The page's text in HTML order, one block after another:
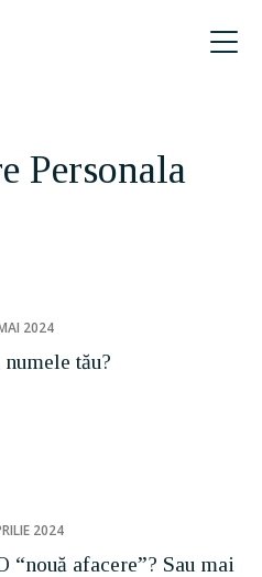
Personala
2024
numele tău?
2024
“nouă afacere”? Sau mai